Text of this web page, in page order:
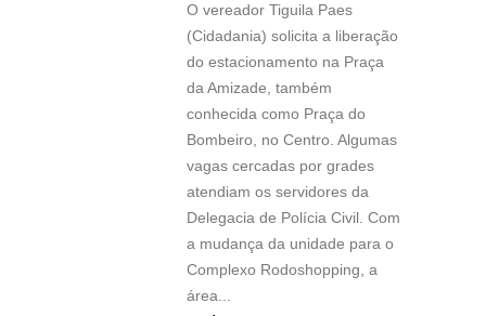
O vereador Tiguila Paes
(Cidadania) solicita a liberação
do estacionamento na Praça
da Amizade, também
conhecida como Praça do
Bombeiro, no Centro. Algumas
vagas cercadas por grades
atendiam os servidores da
Delegacia de Polícia Civil. Com
a mudança da unidade para o
Complexo Rodoshopping, a
área...